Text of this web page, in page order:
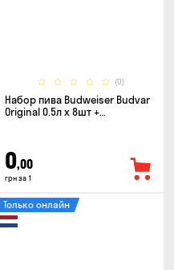
(0)
Набор пива Budweiser Budvar
Original 0.5л x 8шт +
0,00
грн за 1
Только онлайн